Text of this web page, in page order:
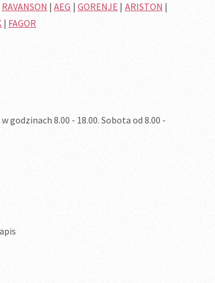
RAVANSON |AEG |GORENJE | ARISTON |
| FAGOR
godzinach 8.00 - 18.00. Sobota od 8.00 -